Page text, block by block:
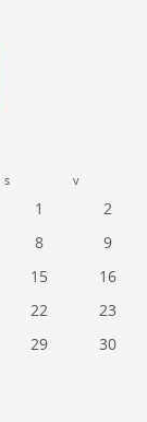
s v
1
2
8
9
15
16
22
23
29
30